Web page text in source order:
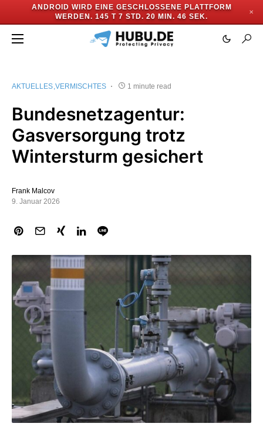
ANDROID WIRD EINE GESCHLOSSENE PLATTFORM
WERDEN. 145 T 7 STD. 20 MIN. 45 SEK.
✕
AKTUELLES VERMISCHTES 1 minute read
Bundesnetzagentur:
Gasversorgung trotz
Wintersturm gesichert
Frank Malcov
9. Januar 2026